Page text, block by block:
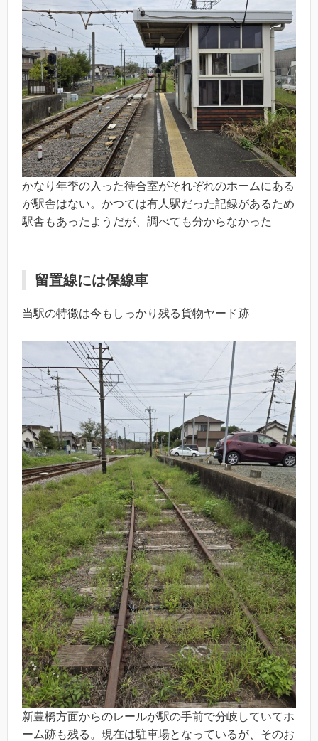
かなり年季の入った待合室がそれぞれのホームにある
が駅舎はない。かつては有人駅だった記録があるため
駅舎もあったようだが、調べても分からなかった
留置線には保線車
当駅の特徴は今もしっかり残る貨物ヤード跡
新豊橋方面からのレールが駅の手前で分岐していてホ
ーム跡も残る。現在は駐車場となっているが、そのお